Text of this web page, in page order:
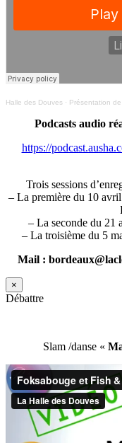
Halle des Douves · Présentation
Podcasts audio
https://
Trois sessions
– La première du 10
– La seconde du 21
– La troisième du 5
Mail :
×
Débattre
Slam /danse «